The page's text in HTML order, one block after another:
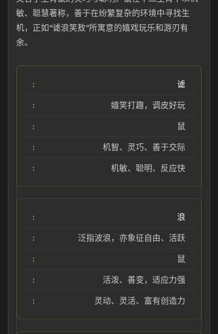
敏、聪慧著称，善于在纷繁复杂的环境中寻找生
机，正如“谑浪笑敖”所寓意的嬉戏玩乐和游刃有
余。
谑
嬉笑打趣，调皮好玩
鼠
机智、灵巧、善于交际
机敏、聪明、反应快
浪
泛指波浪，亦象征自由、活跃
鼠
活泼、善变，适应力强
灵动、灵活、富有创造力